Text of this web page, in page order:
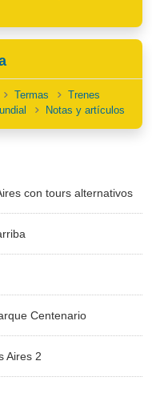
Termas
Trenes
Notas y artículos
con tours alternativos
Centenario
Aires 2